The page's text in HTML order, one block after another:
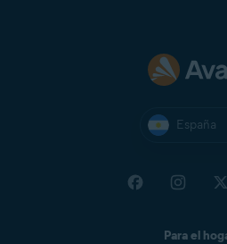
España
Para el